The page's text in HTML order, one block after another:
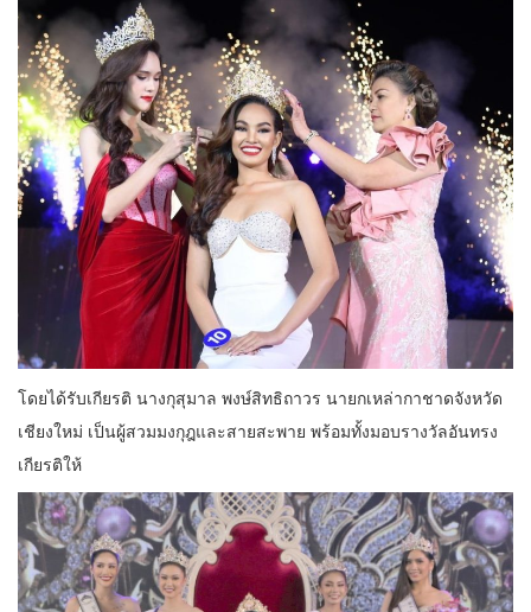
โดยได้รับเกียรติ นางกุสุมาล พงษ์สิทธิถาวร นายกเหล่ากาชาดจังหวัด
เชียงใหม่ เป็นผู้สวมมงกุฎและสายสะพาย พร้อมทั้งมอบรางวัลอันทรง
เกียรติให้